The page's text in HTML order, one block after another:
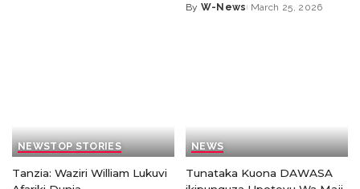
By W-News March 25, 2026
NEWSTOP STORIES
Tanzia: Waziri William Lukuvi
NEWS
Tunataka Kuona DAWASA